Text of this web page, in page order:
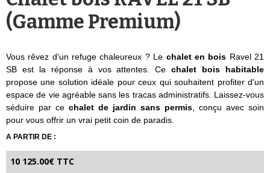
(Gamme Premium)
Vous rêvez d'un refuge chaleureux ? Le chalet en bois Ravel 21
SB est la réponse à vos attentes. Cechalet bois habitable
propose une solution idéale pour ceux qui souhaitent profiter d'un
espace de vie agréable sans les tracas administratifs. Laissez-vous
séduire par ce chalet de jardin sans permis , conçu avec soin
pour vous offrir un vrai petit coin de paradis.
A PARTIR DE :
10 125.00€ TTC